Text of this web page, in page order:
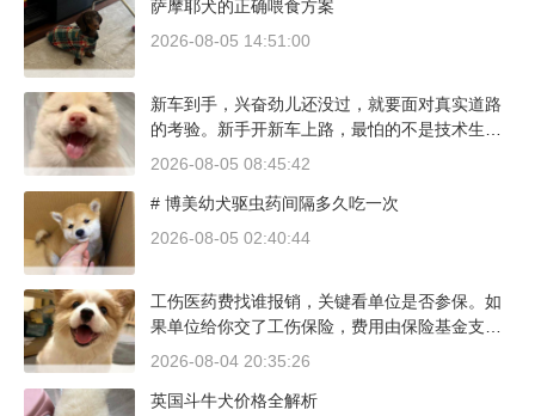
萨摩耶犬的正确喂食方案
2026-08-05 14:51:00
新车到手，兴奋劲儿还没过，就要面对真实道路
的考验。新手开新车上路，最怕的不是技术生
疏，而是对车况和路况的双重陌生。磨合期内，
不超过100公里，这不是老司机的保守，而是活
塞和气缸壁需要时间完成精细贴合。多数车型说
2026-08-05 08:45:42
# 博美幼犬驱虫药间隔多久吃一次
2026-08-05 02:40:44
工伤医药费找谁报销，关键看单位是否参保。如
果单位给你交了工伤保险，费用由保险基金支
付；要是单位没参保，那就由单位自己掏钱。很
又推给医保，两边扯皮耽误治疗。这篇就把这事
2026-08-04 20:35:26
英国斗牛犬价格全解析